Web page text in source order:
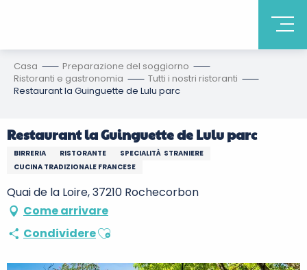
Casa
Preparazione del soggiorno
Ristoranti e gastronomia
Tutti i nostri ristoranti
Restaurant la Guinguette de Lulu parc
Restaurant la Guinguette de Lulu parc
BIRRERIA RISTORANTE
SPECIALITÀ STRANIERE
CUCINA TRADIZIONALE FRANCESE
Quai de la Loire, 37210 Rochecorbon
Come arrivare
CondividereAjouter aux favoris